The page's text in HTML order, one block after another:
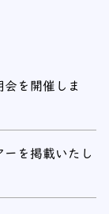
を開催しま
ーを掲載いたし